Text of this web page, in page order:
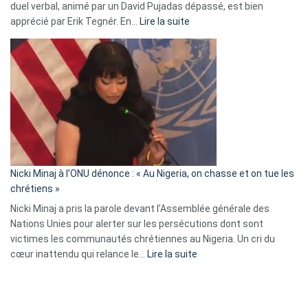
»
duel verbal, animé par un David Pujadas dépassé, est bien
apprécié par Erik Tegnér. En… Lire la suite
Erik
Tegnér
exulte
:
« Zemmour
a
tout
parle
ses
tripes »
Nicki Minaj à l’ONU dénonce : « Au Nigeria, on chasse et on tue les
chrétiens »
Nicki Minaj a pris la parole devant l’Assemblée générale des
Nations Unies pour alerter sur les persécutions dont sont
victimes les communautés chrétiennes au Nigeria. Un cri du
cœur inattendu qui relance le… Lire la suite